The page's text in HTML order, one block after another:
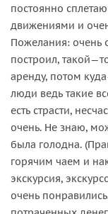
постоянно
движениями и
Пожелания:
построил,
аренду, потом
люди ведь такие
есть страсти,
очень. Не знаю,
была голодна.
горячим чаем и
экскурсия,
очень